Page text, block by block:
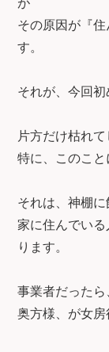
が
その原因が『
す。
それが、今回初
片方だけ枯れ
特に、このこと
それは、神棚に
家に住んでい
ります。
事業者だったら
奥方様、が女房